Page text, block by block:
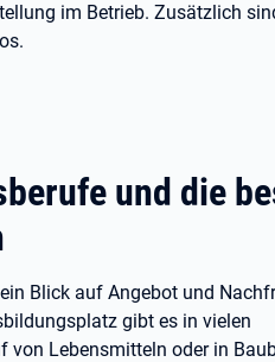
im Betrieb. Zusätzlich
und die
Blick auf Angebot und
gibt es in vielen
von Lebensmitteln oder in